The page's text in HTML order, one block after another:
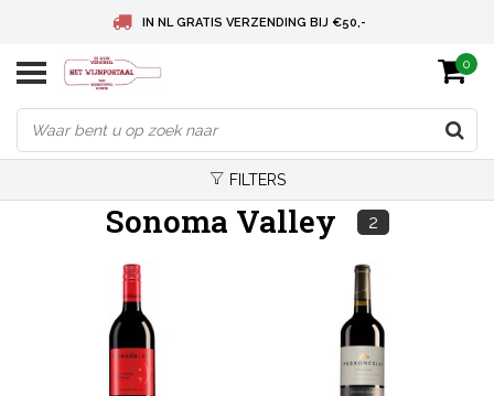
IN NL GRATIS VERZENDING BIJ €50,-
BELGIE GRATIS VERZENDING BIJ € 75
DEUTSCHLAND VERSANDKOSTENFREI AB € 75
0
FILTERS
Sonoma Valley 2